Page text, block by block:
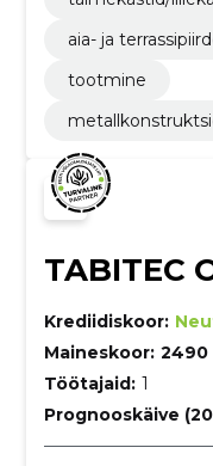
aia- ja
tootmine
TABITEC
Krediidiskoor:
Maineskoor: 2490
Töötajaid: 1
Prognooskäive